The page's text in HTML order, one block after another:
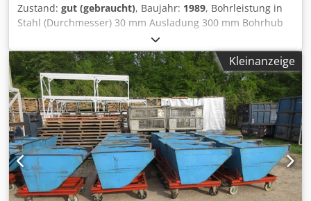
Zustand: gut (gebraucht), Baujahr: 1989, Bohrleistung in
Stahl (Durchmesser) 30 mm Ausladung 300 mm Bohrhub
150 mm Kreuztisch 600 x 180 Gesamtleistungsbedarf 1,5
kW Maschinengewicht ca. 1,1 t Raumbedarf ca. 1,0 x 1,0 x
2,2 m Säulenbohrmaschine mit Kreuztisch und 3-fach
Digitalanzeige. Automatischer Vorschub muss geprüft
werden. Dcedpfx Aezmix Hsd Ijk
Kleinanzeige